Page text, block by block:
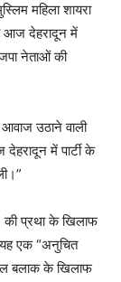
महिला शायरा
आज देहरादून में
नेताओं की
उठाने वाली
में पार्टी के
की प्रथा के खिलाफ
एक “अनुचित
बलाक के खिलाफ